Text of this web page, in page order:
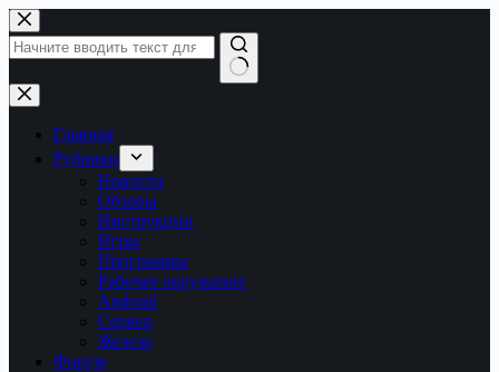
Перейти
к
сути
Ничего
не
найденоГлавная
Рубрики
Новости
Обзоры
Инструкции
Игры
Программы
Рабочее окружение
Android
Сервер
Железо
Форум